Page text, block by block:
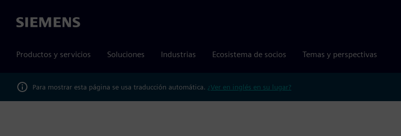
Siemens
Productos y servicios Soluciones Industrias Ecosistema de socios Temas y perspectivas
Para mostrar esta página se usa traducción automática. ¿Ver en inglés en su lugar?